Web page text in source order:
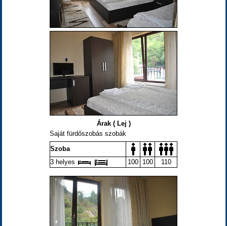
Árak ( Lej )
Saját fürdőszobás szobák
Szoba
3 helyes
100 100 110